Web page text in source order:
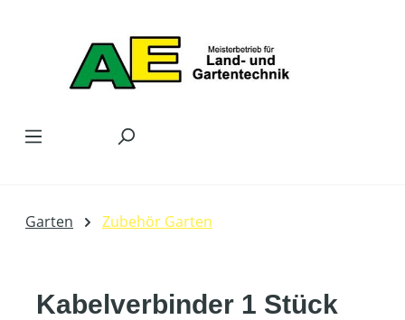
Garten Zubehör Garten
Kabelverbinder 1 Stück